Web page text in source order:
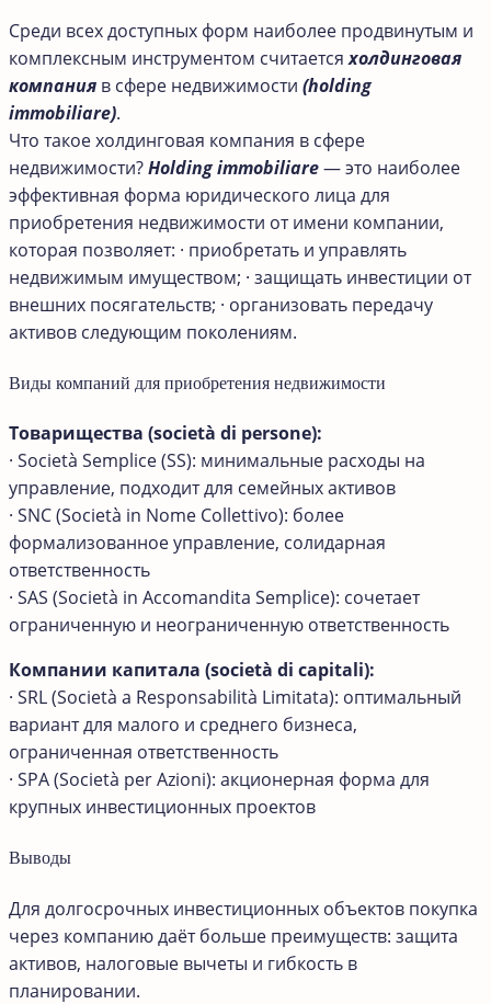
Среди всех доступных форм наиболее продвинутым и
комплексным инструментом считаетсяхолдинговая
компания в сфере недвижимости (holding
immobiliare).
Что такое холдинговая компания в сфере
недвижимости?Holding immobiliare— это наиболее
эффективная форма юридического лица для
приобретения недвижимости от имени компании,
которая позволяет: · приобретать и управлять
недвижимым имуществом; · защищать инвестиции от
внешних посягательств; · организовать передачу
активов следующим поколениям.
Виды компаний для приобретения недвижимости
Товарищества (società di persone):
· Società Semplice (SS): минимальные расходы на
управление, подходит для семейных активов
· SNC (Società in Nome Collettivo): более
формализованное управление, солидарная
ответственность
· SAS (Società in Accomandita Semplice): сочетает
ограниченную и неограниченную ответственность
Компании капитала (società di capitali):
· SRL (Società a Responsabilità Limitata): оптимальный
вариант для малого и среднего бизнеса,
ограниченная ответственность
· SPA (Società per Azioni): акционерная форма для
крупных инвестиционных проектов
Выводы
Для долгосрочных инвестиционных объектов покупка
через компанию даёт больше преимуществ: защита
активов, налоговые вычеты и гибкость в
планировании.